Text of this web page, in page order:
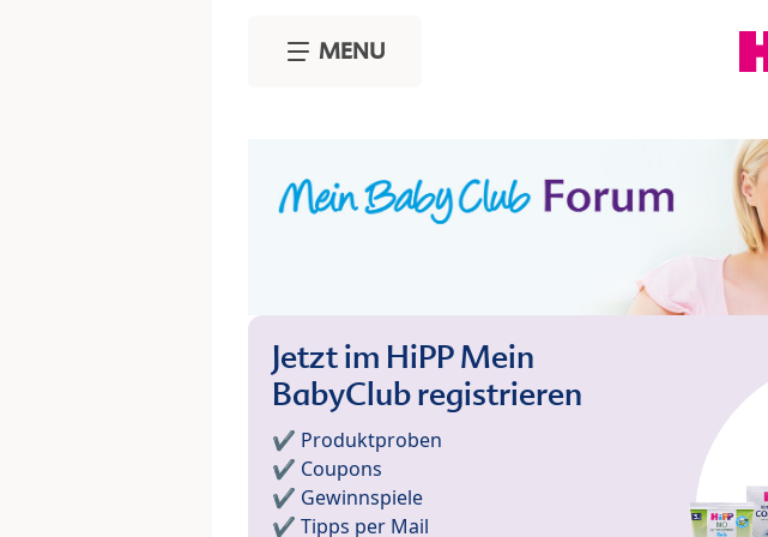
MENU
Jetzt im HiPP Mein
BabyClub registrieren
✔️ Produktproben
✔️ Coupons
✔️ Gewinnspiele
✔️ Tipps per Mail